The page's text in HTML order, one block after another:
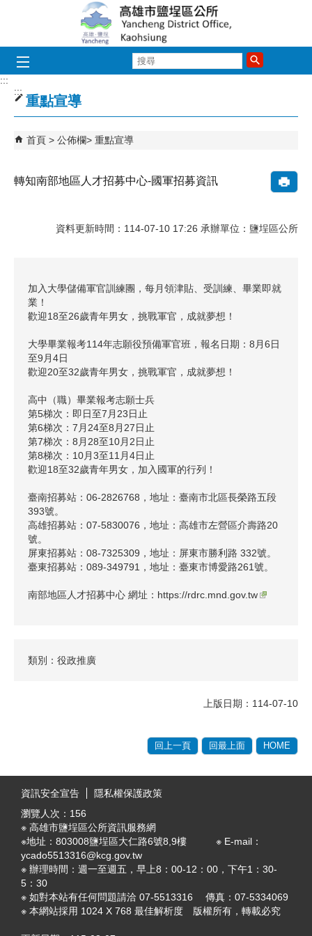
跳到主要內容區塊
尋
:::
:::
重點宣導
首頁 公佈欄 重點宣導
轉知南部地區人才招募中心-國軍招募資訊
資料更新時間：114-07-10 17:26 承辦單位：鹽埕區公所
加入大學儲備軍官訓練團，每月領津貼、受訓練、畢業即就
業！
歡迎18至26歲青年男女，挑戰軍官，成就夢想！
大學畢業報考114年志願役預備軍官班，報名日期：8月6日
至9月4日
歡迎20至32歲青年男女，挑戰軍官，成就夢想！
高中（職）畢業報考志願士兵
第5梯次：即日至7月23日止
第6梯次：7月24至8月27日止
第7梯次：8月28至10月2日止
第8梯次：10月3至11月4日止
歡迎18至32歲青年男女，加入國軍的行列！
臺南招募站：06-2826768，地址：臺南市北區長榮路五段
393號。
高雄招募站：07-5830076，地址：高雄市左營區介壽路20
號。
屏東招募站：08-7325309，地址：屏東市勝利路 332號。
臺東招募站：089-349791，地址：臺東市博愛路261號。
南部地區人才招募中心 網址： https://rdrc.mnd.gov.tw
類別：役政推廣
上版日期：114-07-10
回上一頁 回最上面 HOME
資訊安全宣告
隱私權保護政策
瀏覽人次： 156
※ 高雄市鹽埕區公所資訊服務網
※地址：803008鹽埕區大仁路6號8,9樓 ※ E-mail：
ycado5513316@kcg.gov.tw
※ 辦理時間：週一至週五，早上8：00-12：00，下午1：30-
5：30
※ 如對本站有任何問題請洽 07-5513316 傳真：07-5334069
※ 本網站採用 1024 X 768 最佳解析度 版權所有，轉載必究